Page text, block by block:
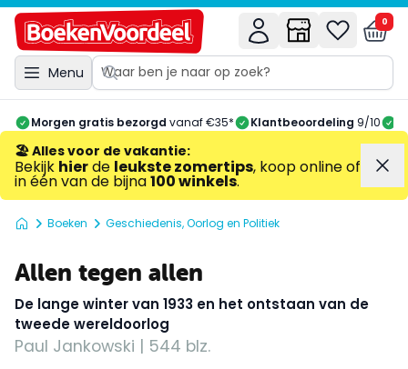
Menu
0
Morgen gratis bezorgd vanaf €35* Klantbeoordeling 9/10
🏖️ Alles voor de vakantie:
Bekijk hierde leukste zomertips, koop online of
in één van de bijna100 winkels.
Boeken Geschiedenis, Oorlog en Politiek
Allen tegen allen
De lange winter van 1933 en het ontstaan van de
tweede wereldoorlog
Paul Jankowski | 544 blz.